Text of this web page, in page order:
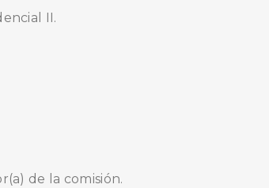
II.
de la comisión.